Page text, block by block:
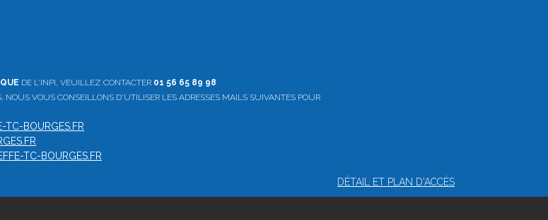
DE L'INPI, VEUILLEZ CONTACTER 01 56 65 89 98
VOUS CONSEILLONS D'UTILISER LES ADRESSES MAILS SUIVANTES POUR
TC-BOURGES.FR
TC-BOURGES.FR
DÉTAIL ET PLAN D'ACCÈS